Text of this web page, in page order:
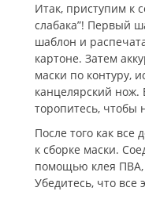
Итак, приступим к
слабака”! Первый
шаблон и
картоне. Затем
маски по контуру,
канцелярский нож.
торопитесь, чтобы
После того как все
к сборке маски.
помощью клея ПВА,
Убедитесь, что